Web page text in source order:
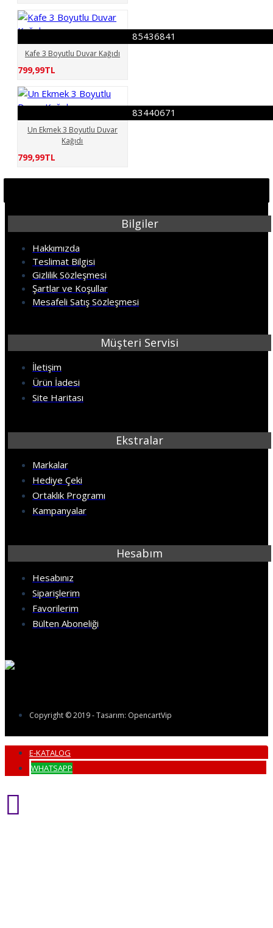
85436841
Kafe 3 Boyutlu Duvar Kağıdı
799,99TL
83440671
Un Ekmek 3 Boyutlu Duvar
Kağıdı
799,99TL
Bilgiler
Hakkımızda
Teslimat Bilgisi
Gizlilik Sözleşmesi
Şartlar ve Koşullar
Mesafeli Satış Sözleşmesi
Müşteri Servisi
İletişim
Ürün İadesi
Site Haritası
Ekstralar
Markalar
Hediye Çeki
Ortaklık Programı
Kampanyalar
Hesabım
Hesabınız
Siparişlerim
Favorilerim
Bülten Aboneliği
Copyright © 2019 - Tasarım: OpencartVip
E-KATALOG
WHATSAPP